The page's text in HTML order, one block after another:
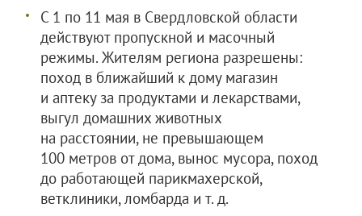
С 1 по 11 мая в Свердловской области
действуют пропускной и масочный
режимы. Жителям региона разрешены:
поход в ближайший к дому магазин
и аптеку за продуктами и лекарствами,
выгул домашних животных
на расстоянии, не превышающем
100 метров от дома, вынос мусора, поход
до работающей парикмахерской,
ветклиники, ломбарда и т. д.